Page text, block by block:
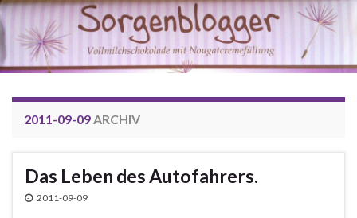
2011-09-09ARCHIV
Das Leben des Autofahrers.
2011-09-09